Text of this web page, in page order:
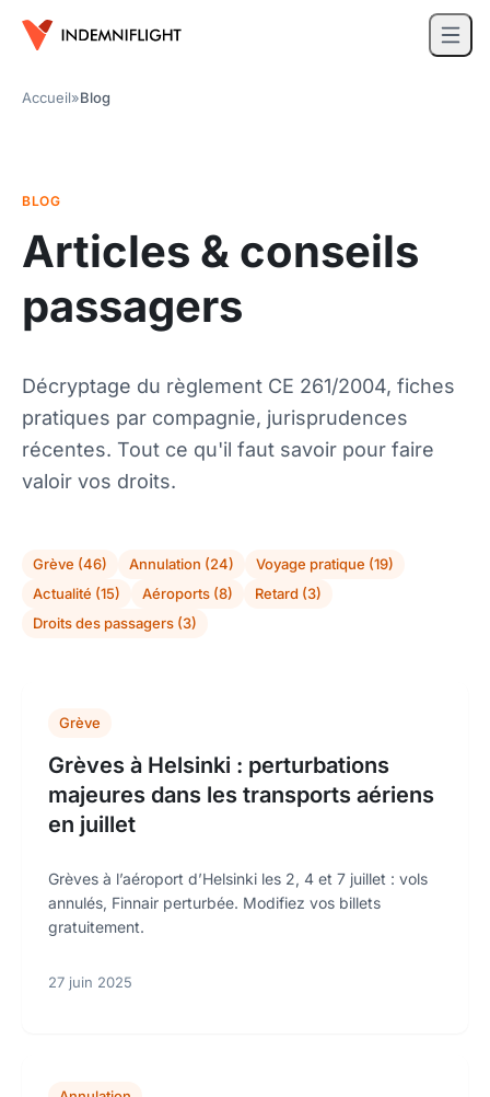
Accueil»Blog
BLOG
Articles & conseils
passagers
Décryptage du règlement CE 261/2004, fiches
pratiques par compagnie, jurisprudences
récentes. Tout ce qu'il faut savoir pour faire
valoir vos droits.
Grève (46) Annulation (24)
Voyage pratique (19)
Actualité (15)
Aéroports (8)
Retard (3)
Droits des passagers (3)
Grève
Grèves à Helsinki : perturbations
majeures dans les transports aériens
en juillet
Grèves à l’aéroport d’Helsinki les 2, 4 et 7 juillet : vols
annulés, Finnair perturbée. Modifiez vos billets
gratuitement.
27 juin 2025